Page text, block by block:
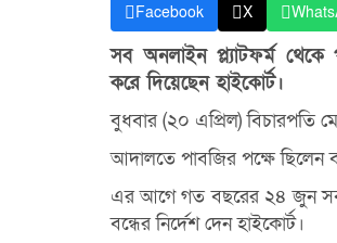
Facebook X
সব অনলাইন প্ল্যাটফর্ম থেকে
করে দিয়েছেন হাইকোর্ট।
বুধবার (২০ এপ্রিল) বিচারপতি
আদালতে পাবজির পক্ষে ছিলেন
এর আগে গত বছরের ২৪ জুন সব
বন্ধের নির্দেশ দেন হাইকোর্ট।